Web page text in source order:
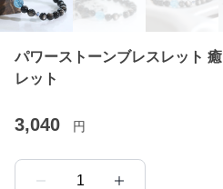
パワーストーンブレスレット
レット
3,040 円
1